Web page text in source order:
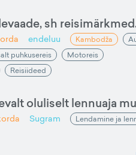
sh
endeluu Kambodža
puhkusereis
Motoreis
Reisiideed
oluliselt lennuaja
Sugram Lendamine ja